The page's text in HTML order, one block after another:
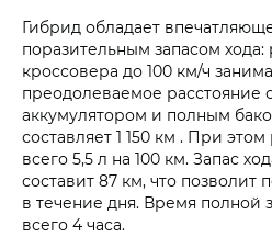
Гибрид обладает
поразительным запасом
кроссовера до 100 км/ч
преодолеваемое расстояние
аккумулятором и полным
составляет 1 150 км . При
всего 5,5 л на 100 км. Запас
составит 87 км, что позволит
в течение дня. Время полной
всего 4 часа.